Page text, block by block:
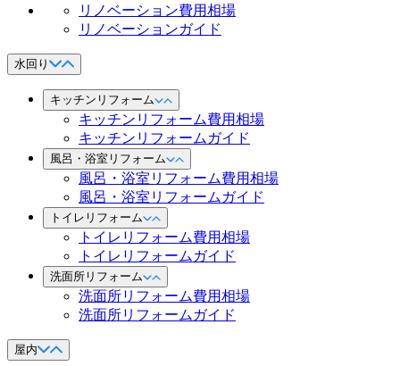
リノベーション費用相場
リノベーションガイド
水回り
キッチンリフォーム
キッチンリフォーム費用相場
キッチンリフォームガイド
風呂・浴室リフォーム
風呂・浴室リフォーム費用相場
風呂・浴室リフォームガイド
トイレリフォーム
トイレリフォーム費用相場
トイレリフォームガイド
洗面所リフォーム
洗面所リフォーム費用相場
洗面所リフォームガイド
屋内